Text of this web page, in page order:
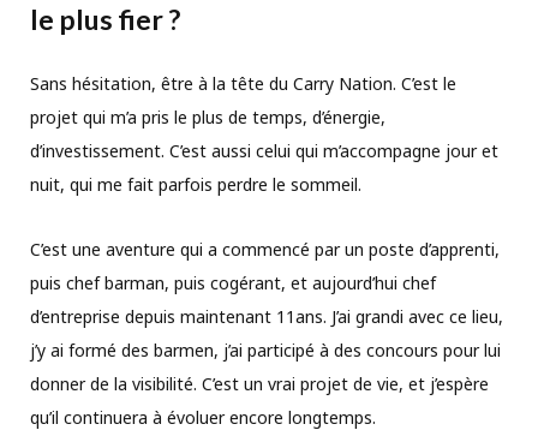
le plus fier ?
Sans hésitation, être à la tête du Carry Nation. C’est le
projet qui m’a pris le plus de temps, d’énergie,
d’investissement. C’est aussi celui qui m’accompagne jour et
nuit, qui me fait parfois perdre le sommeil.
C’est une aventure qui a commencé par un poste d’apprenti,
puis chef barman, puis cogérant, et aujourd’hui chef
d’entreprise depuis maintenant 11ans. J’ai grandi avec ce lieu,
j’y ai formé des barmen, j’ai participé à des concours pour lui
donner de la visibilité. C’est un vrai projet de vie, et j’espère
qu’il continuera à évoluer encore longtemps.